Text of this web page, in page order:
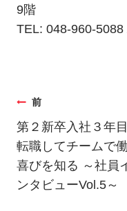
9階
TEL: 048-960-
投
稿
ナ
ビ
前
第２新卒入社３年目
転職してチームで
喜びを知る ～社員
ンタビューVol.5～